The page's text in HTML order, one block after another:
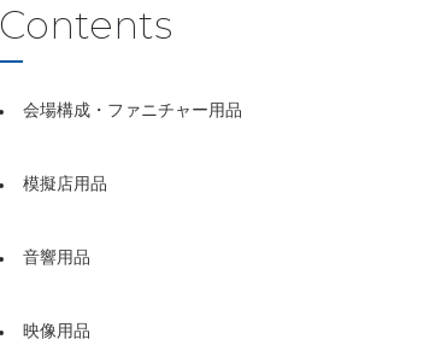
Contents
会場構成・ファニチャー用品
模擬店用品
音響用品
映像用品